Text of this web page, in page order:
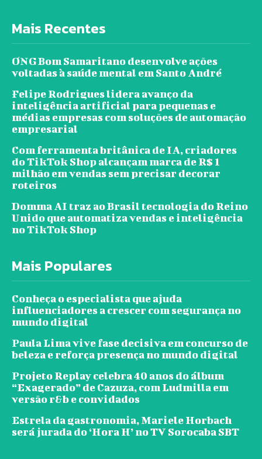
Mais Recentes
ONG Bom Samaritano desenvolve ações
voltadas à saúde mental em Santo André
Felipe Rodrigues lidera avanço da
inteligência artificial para pequenas e
médias empresas com soluções de automação
empresarial
Com ferramenta britânica de IA, criadores
do TikTok Shop alcançam marca de R$ 1
milhão em vendas sem precisar decorar
roteiros
Domma AI traz ao Brasil tecnologia do Reino
Unido que automatiza vendas e inteligência
no TikTok Shop
Mais Populares
Conheça o especialista que ajuda
influenciadores a crescer com segurança no
mundo digital
Paula Lima vive fase decisiva em concurso de
beleza e reforça presença no mundo digital
Projeto Replay celebra 40 anos do álbum
“Exagerado” de Cazuza, com Ludmilla em
versão r&b e convidados
Estrela da gastronomia, Mariele Horbach
será jurada do ‘Hora H’ no TV Sorocaba SBT